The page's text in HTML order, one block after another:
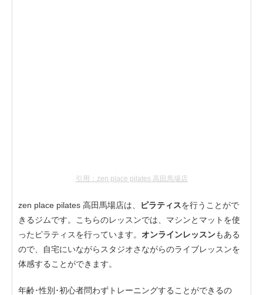
引用：zen place pilates 高田馬場店
zen place pilates 高田馬場店は、 ピラティスを行うことがで
きるジムです。こちらのレッスンでは、マシンとマットを使
ったピラティスを行っています。 オンラインレッスンもある
ので、自宅にいながらスタジオさながらのライブレッスンを
体感することができます。
年齢･性別･初心者問わずトレーニングすることができるの